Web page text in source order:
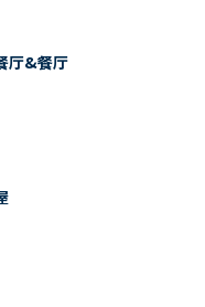
厅&餐厅